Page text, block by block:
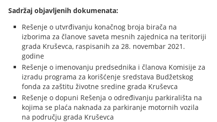
Sadržaj objavljenih dokumenata:
Rešenje o utvrđivanju konačnog broja birača na
izborima za članove saveta mesnih zajednica na teritoriji
grada Kruševca, raspisanih za 28. novembar 2021.
godine
Rešenje o imenovanju predsednika i članova Komisije za
izradu programa za korišćenje sredstava Budžetskog
fonda za zaštitu životne sredine grada Kruševca
Rešenje o dopuni Rešenja o određivanju parkirališta na
kojima se plaća naknada za parkiranje motornih vozila
na području grada Kruševca